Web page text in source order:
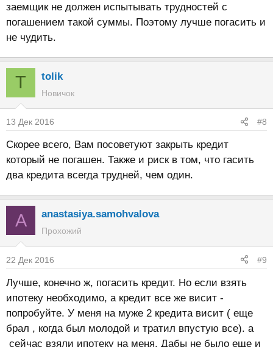
заемщик не должен испытывать трудностей с
погашением такой суммы. Поэтому лучше погасить и
не чудить.
T tolik
Новичок
13 Дек 2016 #8
Скорее всего, Вам посоветуют закрыть кредит
который не погашен. Также и риск в том, что гасить
два кредита всегда трудней, чем один.
A anastasiya.samohvalova
Прохожий
22 Дек 2016 #9
Лучше, конечно ж, погасить кредит. Но если взять
ипотеку необходимо, а кредит все же висит -
попробуйте. У меня на муже 2 кредита висит ( еще
брал , когда был молодой и тратил впустую все). а
сейчас взяли ипотеку на меня. Дабы не было еще и